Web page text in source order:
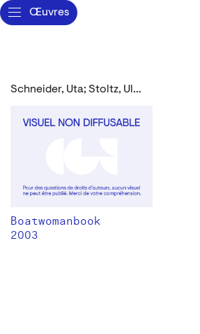
Œuvres
Schneider, Uta; Stoltz, Ulrike
Boatwomanbook
2003